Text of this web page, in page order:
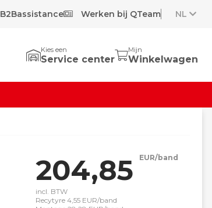
B2Bassistance Werken bij QTeam NL
Kies een
Service center
Mijn
Winkelwagen
204,85 EUR/band
incl. BTW
Recytyre 4,55 EUR/band